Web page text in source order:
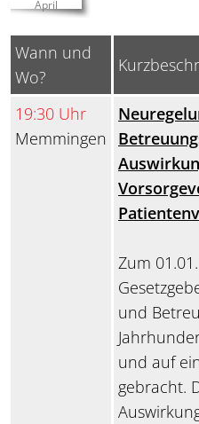
April
Wann und
Wo?
19:30 Uhr
Memmingen
Zum
und
und auf
gebracht.